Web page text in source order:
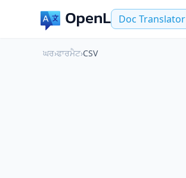
Doc Translator
ਘਰ›ਫਾਰਮੈਟ›CSV